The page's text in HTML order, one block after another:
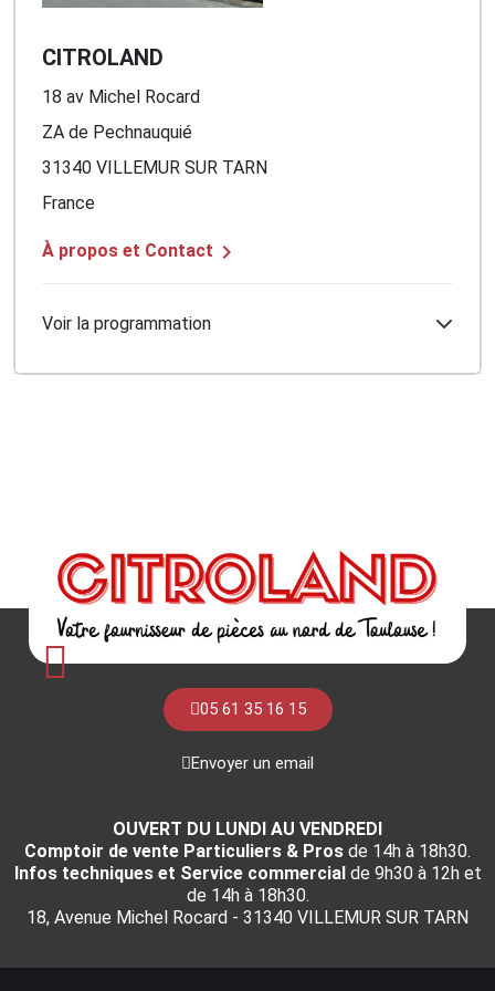
CITROLAND
18 av Michel Rocard
ZA de Pechnauquié
31340 VILLEMUR SUR TARN
France
À propos et Contact 
Voir la programmation
05 61 35 16 15
Envoyer un email
OUVERT DU LUNDI AU VENDREDI
Comptoir de vente Particuliers & Pros de 14h à 18h30.
Infos techniques et Service commercialde 9h30 à 12h et
de 14h à 18h30.
18, Avenue Michel Rocard - 31340 VILLEMUR SUR TARN